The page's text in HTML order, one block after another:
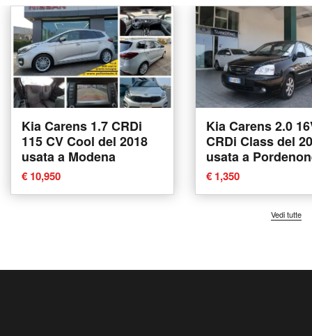
Kia Carens 1.7 CRDi
115 CV Cool del 2018
usata a Modena
€ 10,950
Kia Carens 2.0
CRDi Class del
usata a
€ 1,350
Vedi tutte